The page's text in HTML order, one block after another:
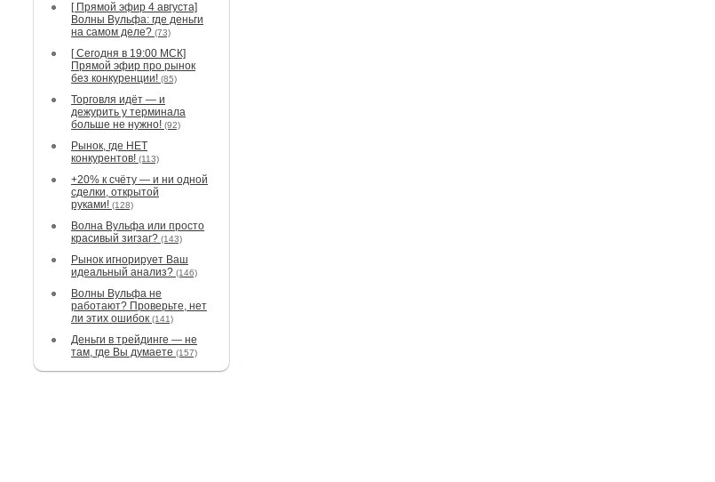
[ Прямой эфир 4 августа]
Волны Вульфа: где деньги
на самом деле? (73)
[ Сегодня в 19:00 МСК]
Прямой эфир про рынок
без конкуренции! (85)
Торговля идёт — и
дежурить у терминала
больше не нужно! (92)
Рынок, где НЕТ
конкурентов! (113)
+20% к счёту — и ни одной
сделки, открытой
руками! (128)
Волна Вульфа или просто
красивый зигзаг? (143)
Рынок игнорирует Ваш
идеальный анализ? (146)
Волны Вульфа не
работают? Проверьте, нет
ли этих ошибок (141)
Деньги в трейдинге — не
там, где Вы думаете (157)